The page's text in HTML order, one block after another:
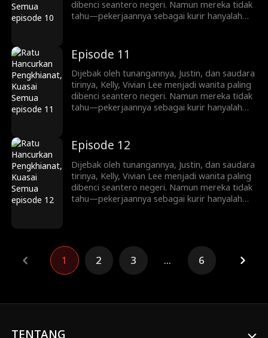
permainan kekuasaan dan balas dendam yang
kejam.
dibenci seantero negeri. Namun mereka tidak
tahu—pekerjaannya sebagai kurir hanyalah
Lee. Mulai dari menjatuhkan lawan lewat
siaran langsung dan konflik keluarga, hingga
melatih Ryan Shaw yang pemalu menjadi
pewaris tangguh, Vivian memainkan
permainan kekuasaan dan balas dendam yang
kejam.
Episode 11
Dijebak oleh tunangannya, Justin, dan saudara
tirinya, Kelly, Vivian Lee menjadi wanita paling
dibenci seantero negeri. Namun mereka tidak
tahu—pekerjaannya sebagai kurir hanyalah
Lee. Mulai dari menjatuhkan lawan lewat
siaran langsung dan konflik keluarga, hingga
melatih Ryan Shaw yang pemalu menjadi
pewaris tangguh, Vivian memainkan
permainan kekuasaan dan balas dendam yang
kejam.
Episode 12
Dijebak oleh tunangannya, Justin, dan saudara
tirinya, Kelly, Vivian Lee menjadi wanita paling
dibenci seantero negeri. Namun mereka tidak
tahu—pekerjaannya sebagai kurir hanyalah
siaran langsung dan konflik keluarga, hingga
melatih Ryan Shaw yang pemalu menjadi
pewaris tangguh, Vivian memainkan
permainan kekuasaan dan balas dendam yang
1 2 3 ... 6
TENTANG